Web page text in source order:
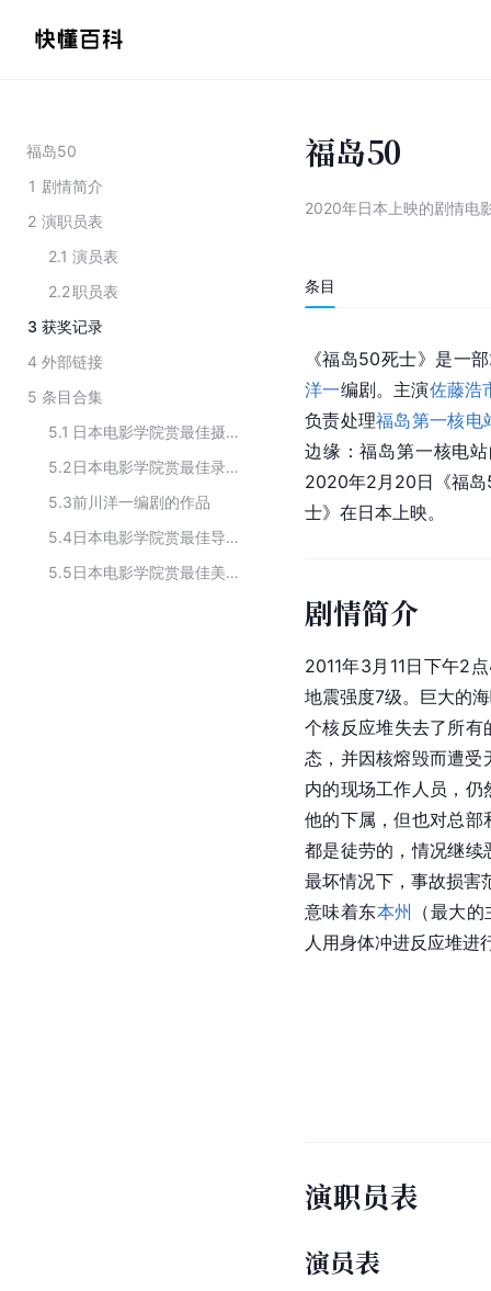
福岛50
1 剧情简介
2 演职员表
2.1 演员表
2.2职员表
3 获奖记录
4 外部链接
5 条目合集
5.1
日本电影学院赏最佳摄影历届获奖作品
5.2
日本电影学院赏最佳录音历届获奖作品
5.3前川洋一编剧的作品
5.4
日本电影学院赏最佳导演历届获奖作品
5.5
日本电影学院赏最佳美术指导历届获奖作品
福岛50
2020年日本上映的剧情电
条目
《福岛50死士》是一
洋一编剧。主演佐藤浩
负责处理福岛第一核电
边缘：福岛第一核电
2020年2月20日《福
士》在日本上映。
剧情简介
2011年3月11日下午2
地震强度7级。巨大的
个核反应堆失去了所有
态，并因核熔毁而遭
内的现场工作人员，仍
他的下属，但也对总部
都是徒劳的，情况继续
最坏情况下，事故损
意味着东本州 （最大
人用身体冲进反应堆进
演职员表
演员表